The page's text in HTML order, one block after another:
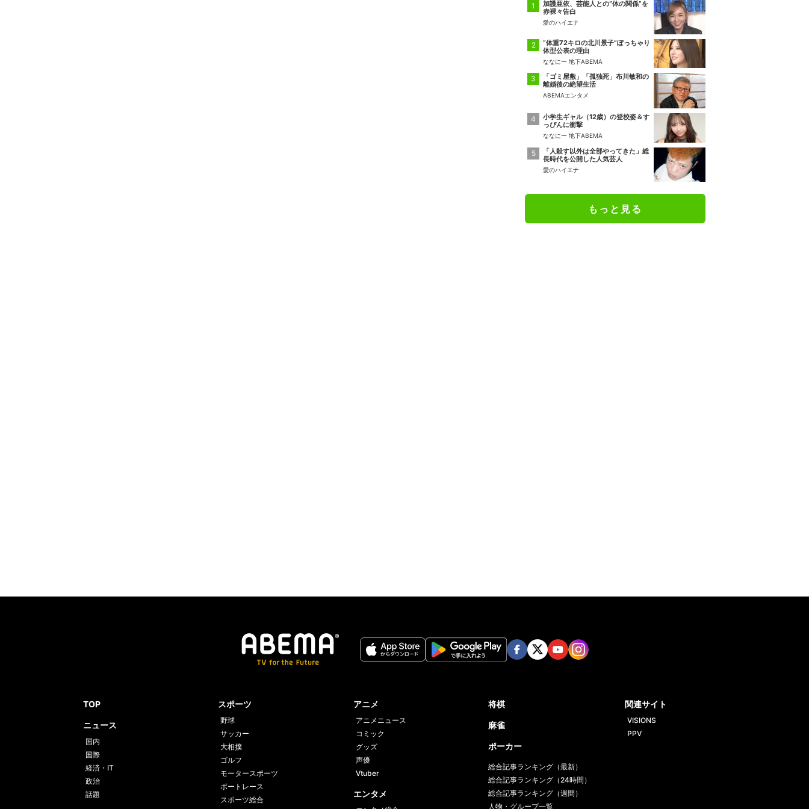
加護亜依、芸能人との“体の関係”を
赤裸々告白
愛のハイエナ
“体重72キロの北川景子”ぽっちゃり
体型公表の理由
ななにー 地下ABEMA
「ゴミ屋敷」「孤独死」布川敏和の
離婚後の絶望生活
ABEMAエンタメ
小学生ギャル（12歳）の登校姿＆す
っぴんに衝撃
ななにー 地下ABEMA
「人殺す以外は全部やってきた」総
長時代を公開した人気芸人
愛のハイエナ
もっと見る
TOP
ニュース
国内
国際
経済・IT
政治
話題
スポーツ
野球
サッカー
大相撲
ゴルフ
モータースポーツ
ボートレース
スポーツ総合
アニメ
アニメニュース
コミック
グッズ
声優
Vtuber
エンタメ
将棋
麻雀
ポーカー
総合記事ランキング（最新）
総合記事ランキング（24時間）
総合記事ランキング（週間）
人物・グループ一覧
関連サイト
VISIONS
PPV